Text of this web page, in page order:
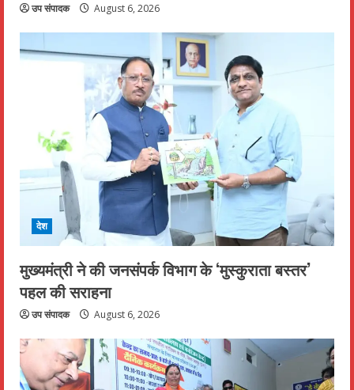
उप संपादक August 6, 2026
देश
मुख्यमंत्री ने की जनसंपर्क विभाग के ‘मुस्कुराता बस्तर’
पहल की सराहना
उप संपादक August 6, 2026